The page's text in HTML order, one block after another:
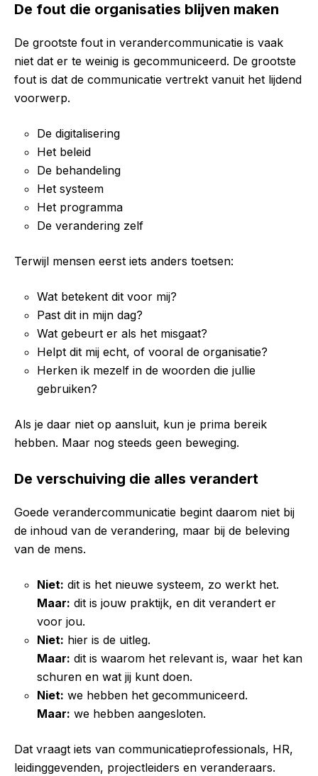
De fout die organisaties blijven maken
De grootste fout in verandercommunicatie is vaak
niet dat er te weinig is gecommuniceerd. De grootste
fout is dat de communicatie vertrekt vanuit het lijdend
voorwerp.
De digitalisering
Het beleid
De behandeling
Het systeem
Het programma
De verandering zelf
Terwijl mensen eerst iets anders toetsen:
Wat betekent dit voor mij?
Past dit in mijn dag?
Wat gebeurt er als het misgaat?
Helpt dit mij echt, of vooral de organisatie?
Herken ik mezelf in de woorden die jullie
gebruiken?
Als je daar niet op aansluit, kun je prima bereik
hebben. Maar nog steeds geen beweging.
De verschuiving die alles verandert
Goede verandercommunicatie begint daarom niet bij
de inhoud van de verandering, maar bij de beleving
van de mens.
Niet: dit is het nieuwe systeem, zo werkt het.
Maar: dit is jouw praktijk, en dit verandert er
voor jou.
Niet: hier is de uitleg.
Maar: dit is waarom het relevant is, waar het kan
schuren en wat jij kunt doen.
Niet: we hebben het gecommuniceerd.
Maar: we hebben aangesloten.
Dat vraagt iets van communicatieprofessionals, HR,
leidinggevenden, projectleiders en veranderaars.